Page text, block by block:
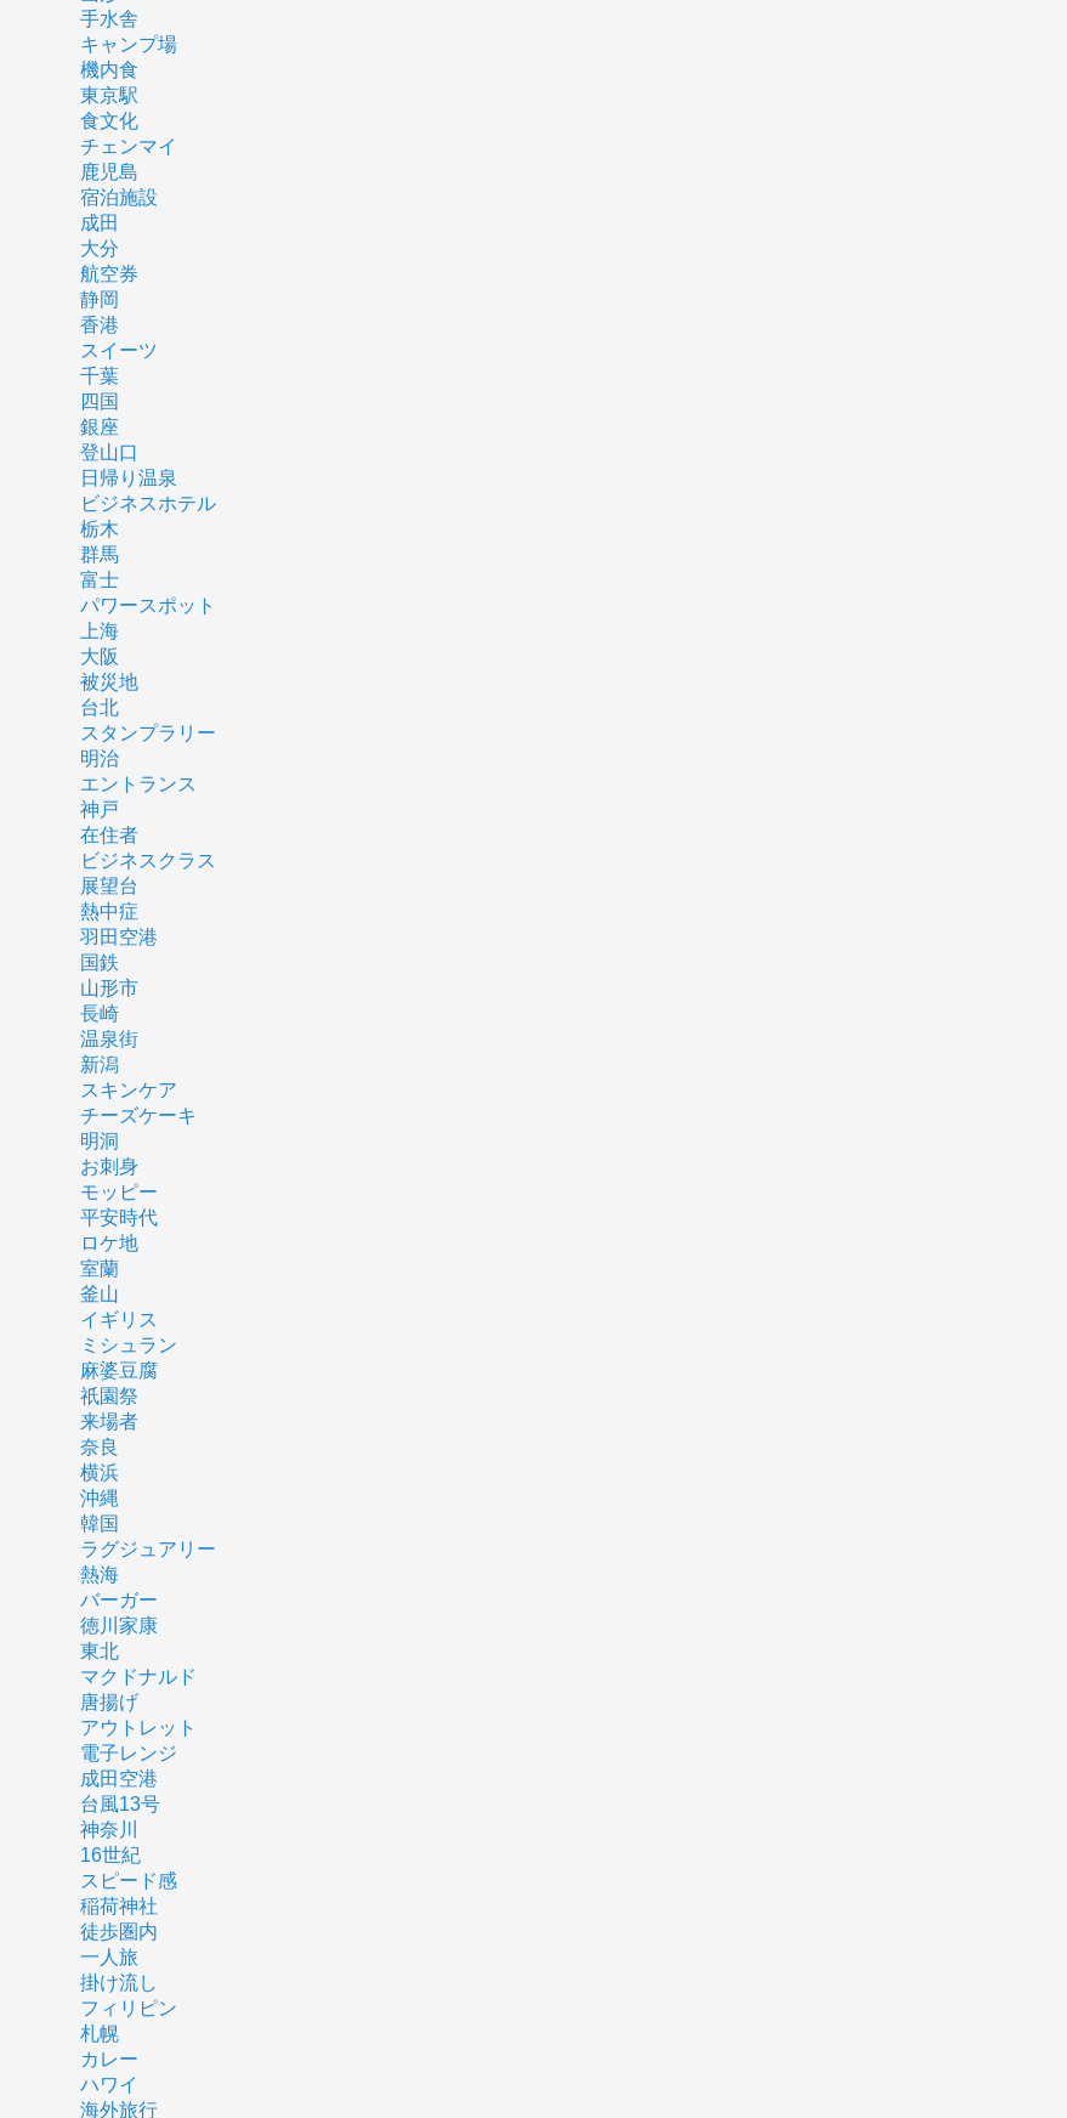
手水舎
キャンプ場
機内食
東京駅
食文化
チェンマイ
鹿児島
宿泊施設
成田
大分
航空券
静岡
香港
スイーツ
千葉
四国
銀座
登山口
日帰り温泉
ビジネスホテル
栃木
群馬
富士
パワースポット
上海
大阪
被災地
台北
スタンプラリー
明治
エントランス
神戸
在住者
ビジネスクラス
展望台
熱中症
羽田空港
国鉄
山形市
長崎
温泉街
新潟
スキンケア
チーズケーキ
明洞
お刺身
モッピー
平安時代
ロケ地
室蘭
釜山
イギリス
ミシュラン
麻婆豆腐
祇園祭
来場者
奈良
横浜
沖縄
韓国
ラグジュアリー
熱海
バーガー
徳川家康
東北
マクドナルド
唐揚げ
アウトレット
電子レンジ
成田空港
台風13号
神奈川
16世紀
スピード感
稲荷神社
徒歩圏内
一人旅
掛け流し
フィリピン
札幌
カレー
ハワイ
海外旅行